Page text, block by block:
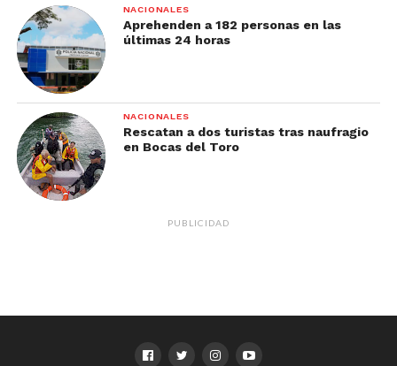
NACIONALES
Aprehenden a 182 personas en las
últimas 24 horas
NACIONALES
Rescatan a dos turistas tras naufragio
en Bocas del Toro
PUBLICIDAD